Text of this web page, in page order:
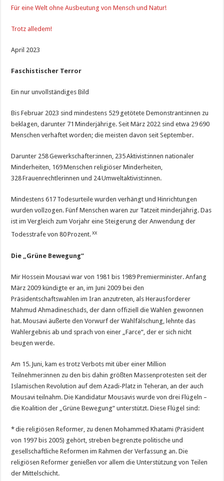
Für eine Welt ohne Ausbeutung von Mensch und Natur!
Trotz alledem!
April 2023
Faschistischer Terror
Ein nur unvollständiges Bild
Bis Februar 2023 sind mindestens 529 getötete Demonstrant:innen zu
beklagen, darunter 71 Minderjährige. Seit März 2022 sind etwa 29 690
Menschen verhaftet worden; die meisten davon seit September.
Darunter 258 Gewerkschafter:innen, 235 Aktivist:innen nationaler
Minderheiten, 169 Menschen religiöser Minderheiten,
328 Frauenrechtlerinnen und 24 Umweltaktivist:innen.
Mindestens 617 Todesurteile wurden verhängt und Hinrichtungen
wurden vollzogen. Fünf Menschen waren zur Tatzeit minderjährig. Das
ist im Vergleich zum Vorjahr eine Steigerung der Anwendung der
Todesstrafe von 80 Prozent.xx
Die „Grüne Bewegung“
Mir Hossein Mousavi war von 1981 bis 1989 Premierminister. Anfang
März 2009 kündigte er an, im Juni 2009 bei den
Präsidentschaftswahlen im Iran anzutreten, als Herausforderer
Mahmud Ahmadineschāds, der dann offiziell die Wahlen gewonnen
hat. Mousavi äußerte den Vorwurf der Wahlfälschung, lehnte das
Wahlergebnis ab und sprach von einer „Farce“, der er sich nicht
beugen werde.
Am 15. Juni, kam es trotz Verbots mit über einer Million
Teilnehmer:innen zu den bis dahin größten Massenprotesten seit der
Islamischen Revolution auf dem Azadi-Platz in Teheran, an der auch
Mousavi teilnahm. Die Kandidatur Mousavis wurde von drei Flügeln –
die Koalition der „Grüne Bewegung“ unterstützt. Diese Flügel sind:
* die religiösen Reformer, zu denen Mohammed Khatami (Präsident
von 1997 bis 2005) gehört, streben begrenzte politische und
gesellschaftliche Reformen im Rahmen der Verfassung an. Die
religiösen Reformer genießen vor allem die Unterstützung von Teilen
der Mittelschicht.